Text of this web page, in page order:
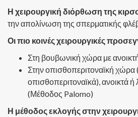
Η χειρουργική διόρθωση της
την απολίνωση της σπερματικής
Οι πιο κοινές χειρουργικές
Στη βουβωνική χώρα με
Στην οπισθοπεριτοναϊκή χώρα
οπισθοπεριτοναϊκά), ανοικτά
(Μέθοδος Palomo)
Η μέθοδος εκλογής στην